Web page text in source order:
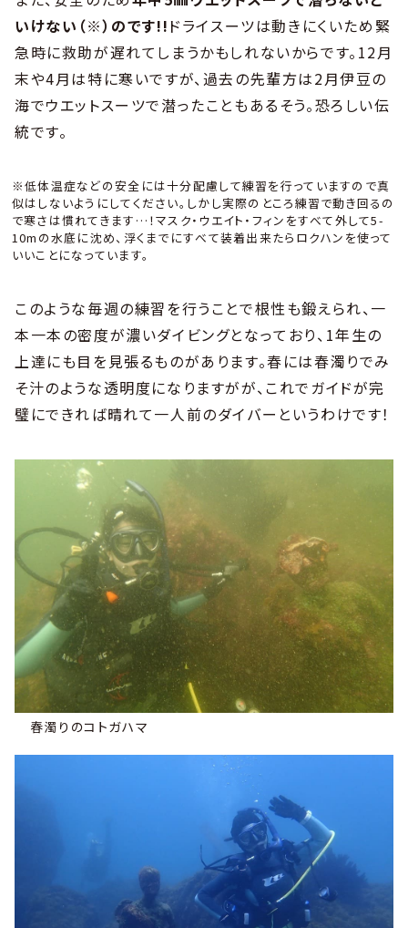
いけない（※）のです!!ドライスーツは動きにくいため緊
急時に救助が遅れてしまうかもしれないからです。12月
末や4月は特に寒いですが、過去の先輩方は2月伊豆の
海でウエットスーツで潜ったこともあるそう。恐ろしい伝
統です。
※低体温症などの安全には十分配慮して練習を行っていますので真
似はしないようにしてください。しかし実際のところ練習で動き回るの
で寒さは慣れてきます…！マスク・ウエイト・フィンをすべて外して5-
10mの水底に沈め、浮くまでにすべて装着出来たらロクハンを使って
いいことになっています。
このような毎週の練習を行うことで根性も鍛えられ、一
本一本の密度が濃いダイビングとなっており、1年生の
上達にも目を見張るものがあります。春には春濁りでみ
そ汁のような透明度になりますがが、これでガイドが完
璧にできれば晴れて一人前のダイバーというわけです！
春濁りのコトガハマ